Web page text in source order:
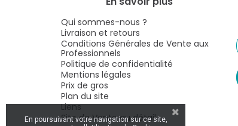
En savoir plus
Qui sommes-nous ?
Livraison et retours
Conditions Générales de Vente aux
Professionnels
Politique de confidentialité
Mentions légales
Prix de gros
Plan du site
Liens
En poursuivant votre navigation sur ce site,